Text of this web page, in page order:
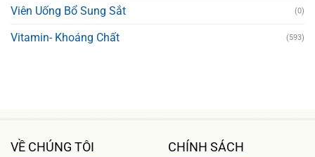
Viên Uống Bổ Sung Sắt (0)
Vitamin- Khoáng Chất (593)
VỀ CHÚNG TÔI CHÍNH SÁCH